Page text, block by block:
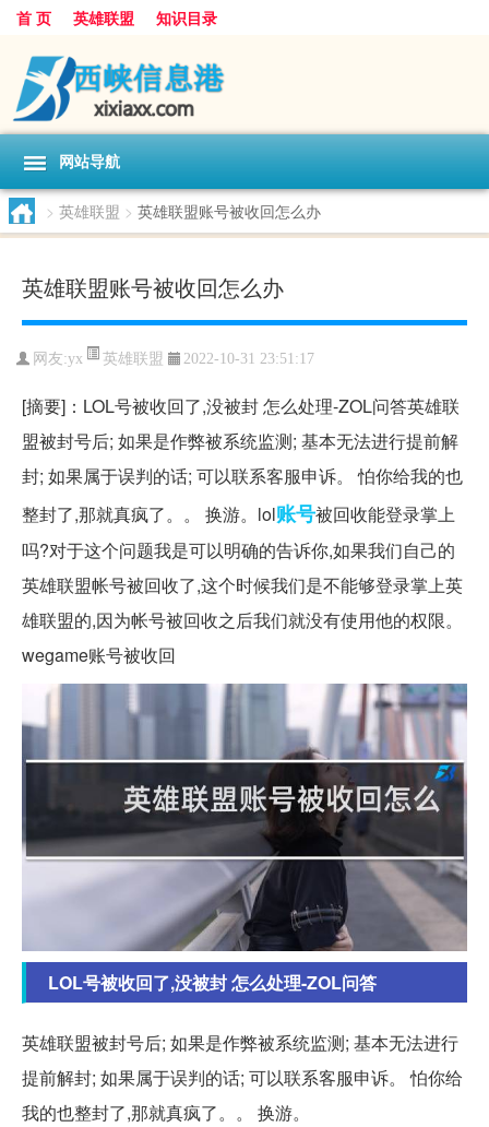
首 页 英雄联盟 知识目录
网站导航
> 英雄联盟 > 英雄联盟账号被收回怎么办
英雄联盟账号被收回怎么办
网友:yx 英雄联盟 2022-10-31 23:51:17
[摘要]：LOL号被收回了,没被封 怎么处理-ZOL问答英雄联
盟被封号后; 如果是作弊被系统监测; 基本无法进行提前解
封; 如果属于误判的话; 可以联系客服申诉。 怕你给我的也
整封了,那就真疯了。。 换游。lol账号被回收能登录掌上
吗?对于这个问题我是可以明确的告诉你,如果我们自己的
英雄联盟帐号被回收了,这个时候我们是不能够登录掌上英
雄联盟的,因为帐号被回收之后我们就没有使用他的权限。
wegame账号被收回
LOL号被收回了,没被封 怎么处理-ZOL问答
英雄联盟被封号后; 如果是作弊被系统监测; 基本无法进行
提前解封; 如果属于误判的话; 可以联系客服申诉。 怕你给
我的也整封了,那就真疯了。。 换游。